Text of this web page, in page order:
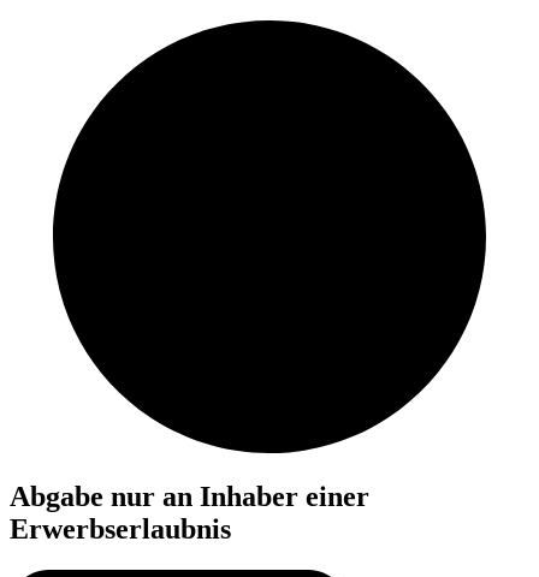
Abgabe nur an Inhaber einer
Erwerbserlaubnis